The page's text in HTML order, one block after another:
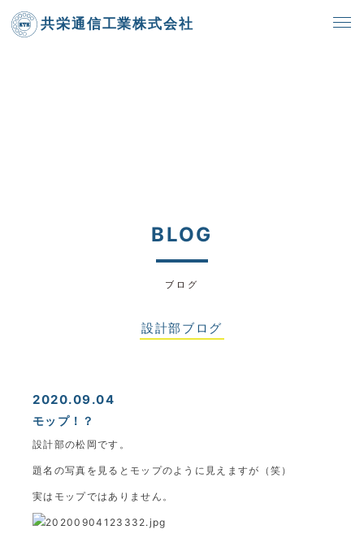
共栄通信工業株式会社
BLOG
ブログ
設計部ブログ
2020.09.04
モップ！？
設計部の松岡です。
題名の写真を見るとモップのように見えますが（笑）
実はモップではありません。